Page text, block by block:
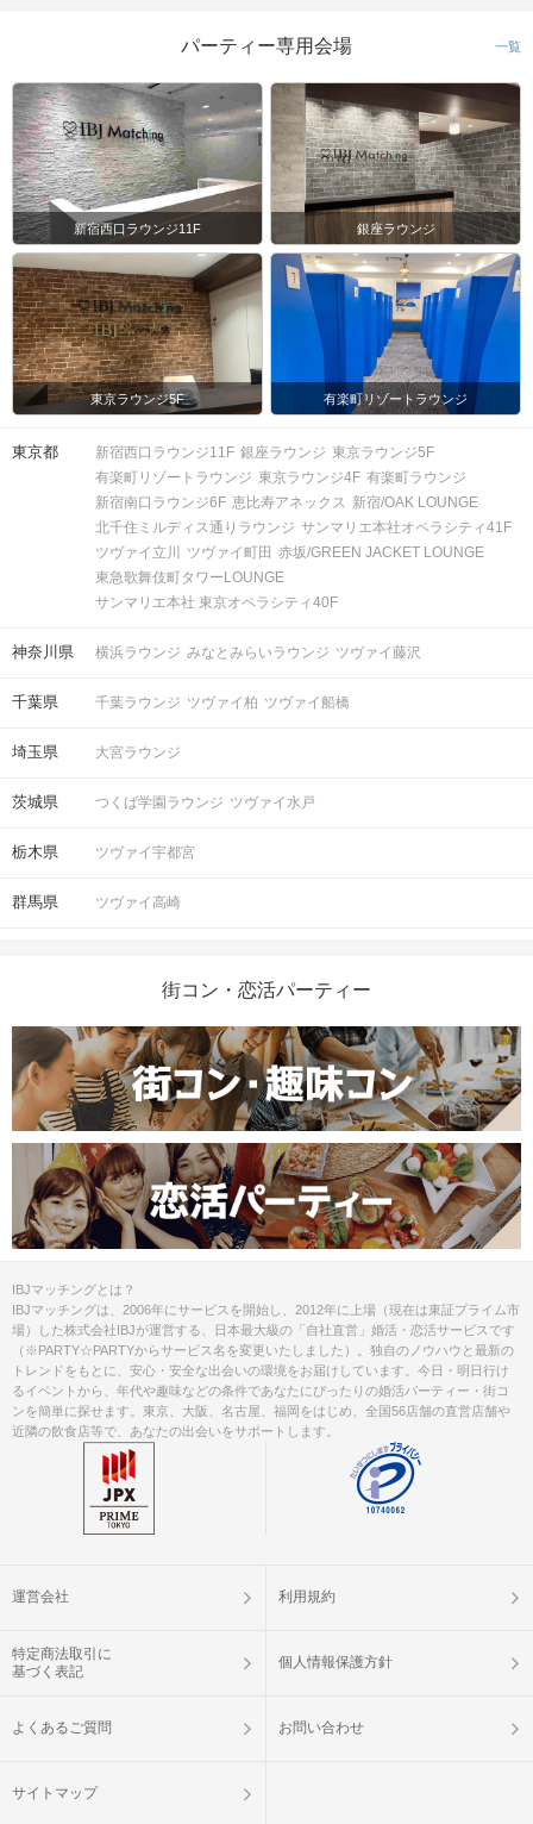
パーティー専用会場 一覧
新宿西口ラウンジ11F 銀座ラウンジ
東京ラウンジ5F 有楽町リゾートラウンジ
東京都 新宿西口ラウンジ11F 銀座ラウンジ 東京ラウンジ5F
有楽町リゾートラウンジ 東京ラウンジ4F 有楽町ラウンジ
新宿南口ラウンジ6F 恵比寿アネックス 新宿/OAK LOUNGE
北千住ミルディス通りラウンジ サンマリエ本社オペラシティ41F
ツヴァイ立川
ツヴァイ町田 赤坂/GREEN JACKET LOUNGE
東急歌舞伎町タワーLOUNGE
サンマリエ本社 東京オペラシティ40F
神奈川県 横浜ラウンジ みなとみらいラウンジ ツヴァイ藤沢
千葉県 千葉ラウンジ ツヴァイ柏 ツヴァイ船橋
埼玉県 大宮ラウンジ
茨城県 つくば学園ラウンジ ツヴァイ水戸
栃木県 ツヴァイ宇都宮
群馬県 ツヴァイ高崎
街コン・恋活パーティー
IBJマッチングとは？
IBJマッチングは、2006年にサービスを開始し、2012年に上場（現在は東証プライム市
場）した株式会社IBJが運営する、日本最大級の「自社直営」婚活・恋活サービスです
（※PARTY☆PARTYからサービス名を変更いたしました）。独自のノウハウと最新の
トレンドをもとに、安心・安全な出会いの環境をお届けしています。今日・明日行け
るイベントから、年代や趣味などの条件であなたにぴったりの婚活パーティー・街コ
ンを簡単に探せます。東京、大阪、名古屋、福岡をはじめ、全国56店舗の直営店舗や
近隣の飲食店等で、あなたの出会いをサポートします。
運営会社 利用規約
特定商法取引に
基づく表記
個人情報保護方針
よくあるご質問 お問い合わせ
サイトマップ